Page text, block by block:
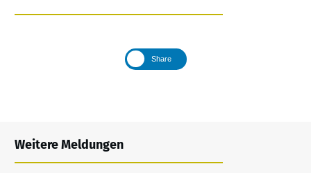
Share
Weitere Meldungen